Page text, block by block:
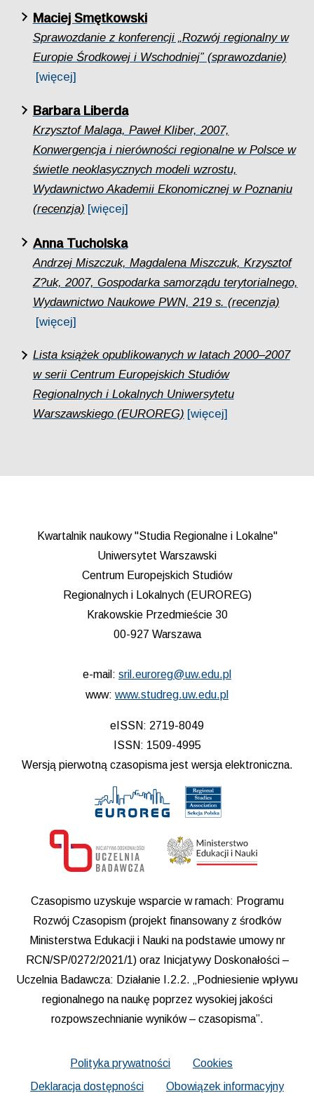
Maciej Smętkowski
Sprawozdanie z konferencji „Rozwój regionalny w
Europie Środkowej i Wschodniej” (sprawozdanie)
[więcej]
Barbara Liberda
Krzysztof Malaga, Paweł Kliber, 2007,
Konwergencja i nierówności regionalne w Polsce w
świetle neoklasycznych modeli wzrostu,
Wydawnictwo Akademii Ekonomicznej w Poznaniu
(recenzja) [więcej]
Anna Tucholska
Andrzej Miszczuk, Magdalena Miszczuk, Krzysztof
Z?uk, 2007, Gospodarka samorządu terytorialnego,
Wydawnictwo Naukowe PWN, 219 s. (recenzja)
[więcej]
Lista książek opublikowanych w latach 2000–2007
w serii Centrum Europejskich Studiów
Regionalnych i Lokalnych Uniwersytetu
Warszawskiego (EUROREG) [więcej]
Kwartalnik naukowy "Studia Regionalne i Lokalne"
Uniwersytet Warszawski
Centrum Europejskich Studiów
Regionalnych i Lokalnych (EUROREG)
Krakowskie Przedmieście 30
00-927 Warszawa
e-mail: sril.euroreg@uw.edu.pl
www: www.studreg.uw.edu.pl
eISSN: 2719-8049
ISSN: 1509-4995
Wersją pierwotną czasopisma jest wersja elektroniczna.
Czasopismo uzyskuje wsparcie w ramach: Programu
Rozwój Czasopism (projekt finansowany z środków
Ministerstwa Edukacji i Nauki na podstawie umowy nr
RCN/SP/0272/2021/1) oraz Inicjatywy Doskonałości –
Uczelnia Badawcza: Działanie I.2.2. „Podniesienie wpływu
regionalnego na naukę poprzez wysokiej jakości
rozpowszechnianie wyników – czasopisma”.
Polityka prywatności
Cookies
Deklaracja dostępności
Obowiązek informacyjny